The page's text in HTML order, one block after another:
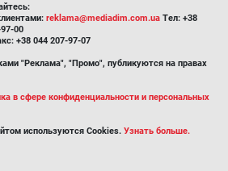
reklama@mediadim.com.ua Тел: +38
00
+38 044 207-97-07
"Реклама", "Промо", публикуются на правах
в сфере конфиденциальности и персональных
используются Cookies. Узнать больше.